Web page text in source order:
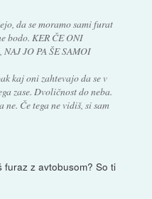
da se moramo sami furat
bodo. KER ČE ONI
JO PA ŠE SAMOI
kaj oni zahtevajo da se v
zase. Dvoličnost do neba.
ne. Če tega ne vidiš, si sam
furaz z avtobusom? So ti